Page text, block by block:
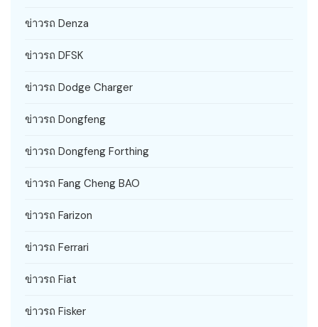
ข่าวรถ Denza
ข่าวรถ DFSK
ข่าวรถ Dodge Charger
ข่าวรถ Dongfeng
ข่าวรถ Dongfeng Forthing
ข่าวรถ Fang Cheng BAO
ข่าวรถ Farizon
ข่าวรถ Ferrari
ข่าวรถ Fiat
ข่าวรถ Fisker